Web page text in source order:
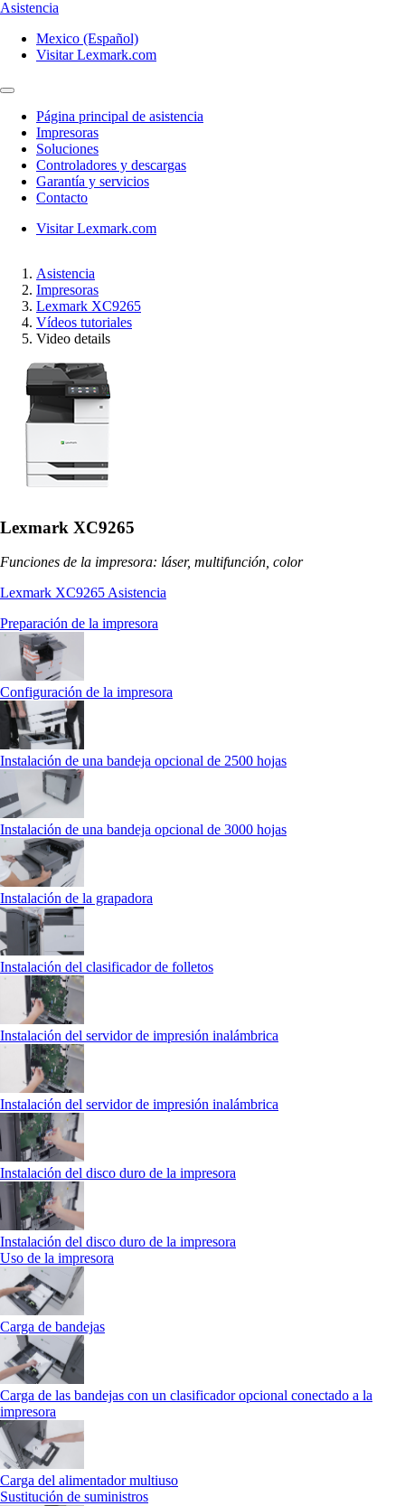
Asistencia
Mexico (Español)
Visitar Lexmark.com
Página principal de asistencia
Impresoras
Soluciones
Controladores y descargas
Garantía y servicios
Contacto
Visitar Lexmark.com
Asistencia
Impresoras
Lexmark XC9265
Vídeos tutoriales
Video details
Lexmark XC9265
Funciones de la impresora: láser, multifunción, color
Lexmark XC9265 Asistencia
Preparación de la impresora
Configuración de la impresora
Instalación de una bandeja opcional de 2500 hojas
Instalación de una bandeja opcional de 3000 hojas
Instalación de la grapadora
Instalación del clasificador de folletos
Instalación del servidor de impresión inalámbrica
Instalación del servidor de impresión inalámbrica
Instalación del disco duro de la impresora
Instalación del disco duro de la impresora
Uso de la impresora
Carga de bandejas
Carga de las bandejas con un clasificador opcional conectado a la
impresora
Carga del alimentador multiuso
Sustitución de suministros